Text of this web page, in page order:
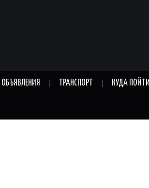
ОБЪЯВЛЕНИЯ ТРАНСПОРТ КУДА ПОЙТИ